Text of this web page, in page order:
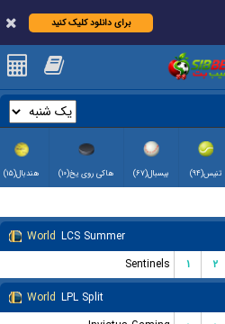
برای دانلود کلیک کنید
تنیس(۹۴) بیسبال(۶۷) هاکی روی یخ(۱۰) هندبال(۱۵)
World LCS Summer
Sentinels
۱ ۲
World LPL Split